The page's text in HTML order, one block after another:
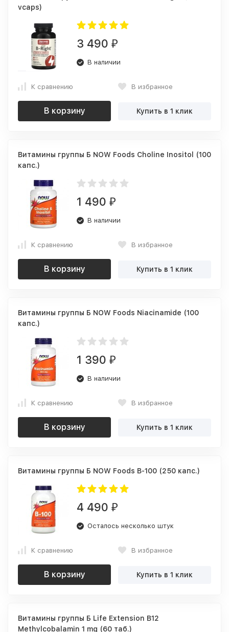
vcaps)
3 490 ₽
В наличии
К сравнению В избранное
В корзину Купить в 1 клик
Витамины группы Б NOW Foods Choline Inositol (100
капс.)
1 490 ₽
В наличии
К сравнению В избранное
В корзину Купить в 1 клик
Витамины группы Б NOW Foods Niacinamide (100
капс.)
1 390 ₽
В наличии
К сравнению В избранное
В корзину Купить в 1 клик
Витамины группы Б NOW Foods B-100 (250 капс.)
4 490 ₽
Осталось несколько штук
К сравнению В избранное
В корзину Купить в 1 клик
Витамины группы Б Life Extension B12
Methylcobalamin 1 mg (60 таб.)